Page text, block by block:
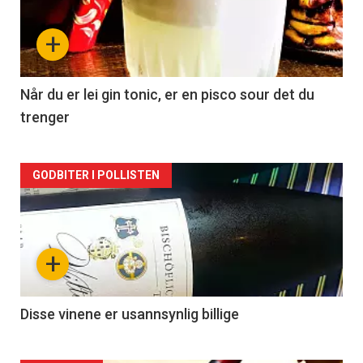
nå
-
2
+
Når du er lei gin tonic, er en pisco sour det du
trenger
Forsiden
akkurat
nå
3
+
GODBITER I POLLISTEN
Disse vinene er usannsynlig billige